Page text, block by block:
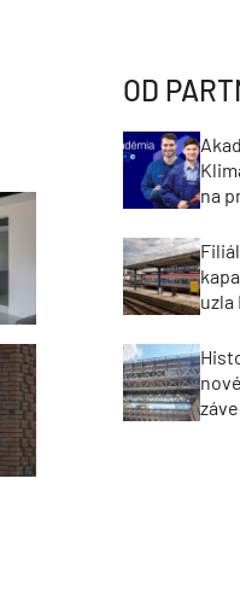
OD
na
uzla